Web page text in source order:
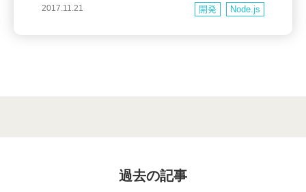
tps://github.com/OnetapInc/chromy 結構早い時期から公開され
ていて、Headless Chrome操作のパイオニア
2017.11.21 開発 Node.js
過去の記事